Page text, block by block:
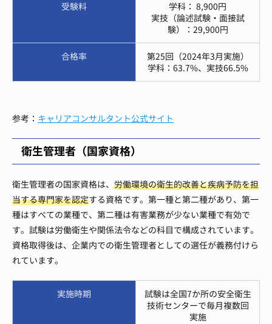
受験料
学科： 8,900円
実技（論述試験・面接試
験）：29,900円
合格率
第25回（2024年3月実施）
学科：63.7%、実技66.5%
参考： キャリアコンサルタント公式サイト
衛生管理者（国家資格）
衛生管理者の国家資格は、 労働環境の衛生的改善と疾病予防を担
当する専門家を認定する資格です。第一種と第二種があり、第一
種はすべての業種で、第二種は有害業務が少ない業種で有効で
す。試験は労働衛生や関係法令などの科目で構成されています。
資格取得後は、企業内での衛生管理者としての選任が義務付けら
れています。
実施時期
試験は全国7か所の安全衛生
技術センターで毎月複数回
実施